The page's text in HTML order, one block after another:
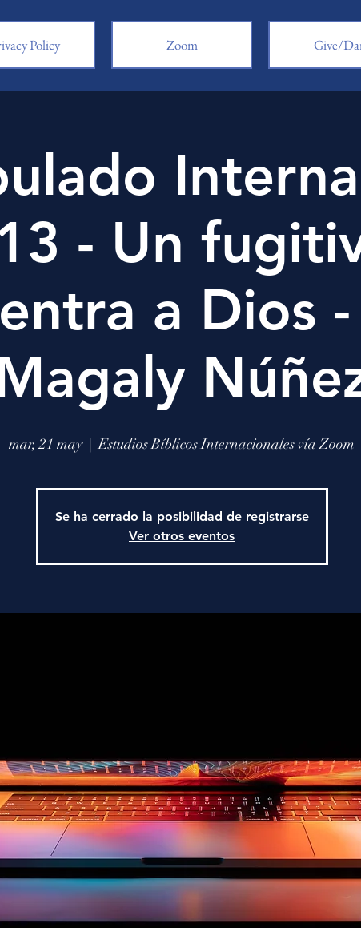
Policy Zoom Give/
- Un
a Dios
mar, 21 may
  |
Estudios Bíblicos Internacionales vía Zoom
Se ha cerrado la posibilidad de registrarse
Ver otros eventos